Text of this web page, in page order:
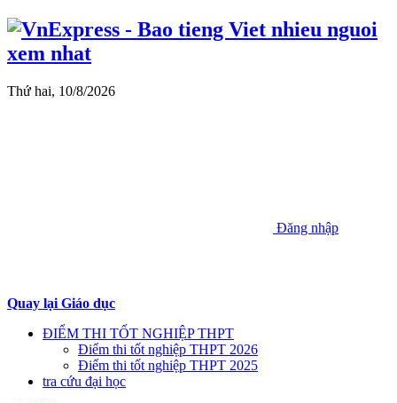
Thứ hai, 10/8/2026
Đăng nhập
Quay lại Giáo dục
ĐIỂM THI TỐT NGHIỆP THPT
Điểm thi tốt nghiệp THPT 2026
Điểm thi tốt nghiệp THPT 2025
tra cứu đại học